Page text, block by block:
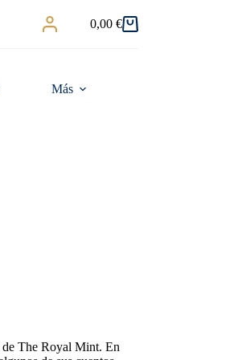
Carro
0,00 €
Más
de The Royal Mint. En